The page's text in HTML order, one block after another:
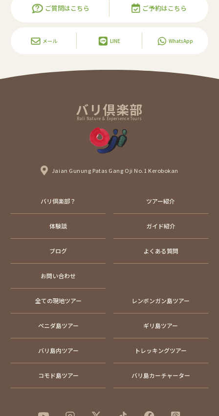
ご質問はこちら ご予約はこちら
メール LINE WhatsApp
バリ倶楽部
Bali Nature & Experience Tours
Jaian Gunung Patas Gang Oji No.1 Kerobokan
バリ倶楽部？ ツアー紹介
体験談 ガイド紹介
ブログ よくある質問
お問い合わせ
全ての現地ツアー レンボンガン島ツアー
ペニダ島ツアー ギリ島ツアー
バリ島内ツアー トレッキングツアー
コモド島ツアー バリ島カーチャーター